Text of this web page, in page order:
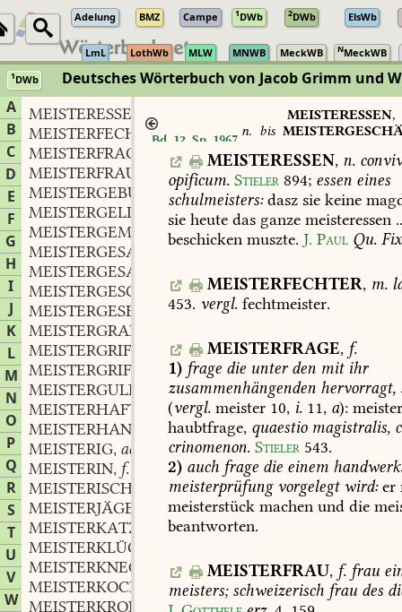
Adelung BMZ Campe 1DWb 2DWb ElsWb
LmL LothWb MLW MNWB MeckWB NMeckWB
1DWb Deutsches Wörterbuch von Jacob Grimm und
A
B
C
D
E
F
G
H
I
J
K
L
M
N
O
P
Q
R
S
T
U
V
W
MEISTERESSEN ,n.
MEISTERFECHTER m.
MEISTERFRAGE
MEISTERFRAU
MEISTERGEBÜHR
f.
MEISTERGELD
MEISTERGEMÄLDE
MEISTERGESANG
MEISTERGESANGBUCH
MEISTERGESCHÄFTIG, adj.
MEISTERGESELL
m.
MEISTERGRAD
MEISTERGRIFF
MEISTERGRIFFEL
m.
MEISTERGULDEN
m.
MEISTERHAFT
adj. und adv.
MEISTERHAND
MEISTERIG, adj.
MEISTERIN, f.
MEISTERISCH
adj. und adv.
MEISTERJÄGER
m.
MEISTERKATZE
MEISTERKLÜGLING
MEISTERKNECHT
m.
MEISTERKOCH
MEISTERKRONE
Bd. 12, Sp. 1967
MEISTERESSEN,
n. bis
MEISTERESSEN, n.
opificum. Stieler 894; essen eines
schulmeisters:dasz sie keine
sie heute das ganze meisteressen
beschicken muszte. J. Paul Qu.
MEISTERFECHTER, m.
453. vergl. fechtmeister.
MEISTERFRAGE, f.
1) frage die unterden mitihr
zusammenhängenden hervorragt,
(vergl. meister 10, i. 11, a):
haubtfrage, quaestiomagistralis,
crinomenon. Stieler 543.
2) auch frage die einem
meisterprüfungvorgelegtwird:er
meisterstück machen und die
beantworten.
MEISTERFRAU, f. frau
meisters;schweizerisch frau des